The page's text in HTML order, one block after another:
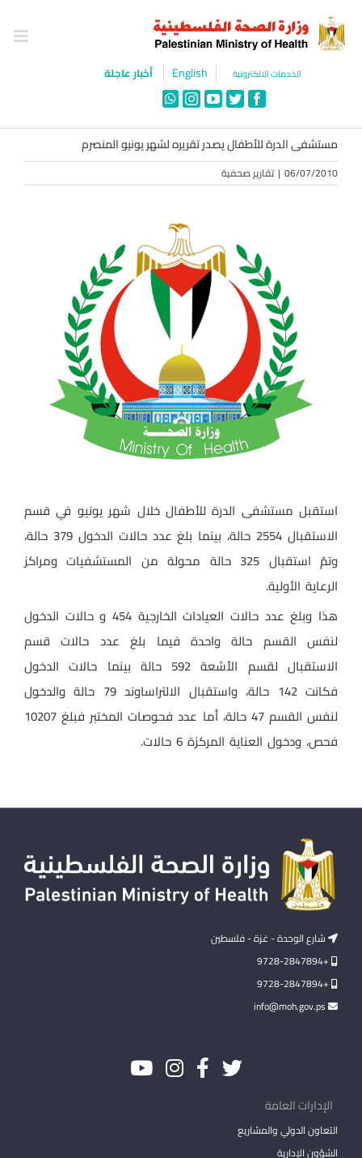
content
الخدمات الالكترونية English أخبار عاجلة
Facebook
Twitter
YouTube
Instagram
WhatsApp
مستشفى الدرة للأطفال يصدر تقريره لشهر يونيو المنصرم
06/07/2010
| تقارير صحفية
استقبل مستشفى الدرة للأطفال خلال شهر يونيو في قسم
الاستقبال 2554 حالة، بينما بلغ عدد حالات الدخول 379 حالة،
وتمّ استقبال 325 حالة محولة من المستشفيات ومراكز
الرعاية الأولية.
هذا وبلغ عدد حالات العيادات الخارجية 454 و حالات الدخول
لنفس القسم حالة واحدة فيما بلغ عدد حالات قسم
الاستقبال لقسم الأشعة 592 حالة بينما حالات الدخول
فكانت 142 حالة، واستقبال الالتراساوند 79 حالة والدخول
لنفس القسم 47 حالة، أما عدد فحوصات المختبر فبلغ 10207
فحص، ودخول العناية المركزة 6 حالات.
شارع الوحدة - غزة - فلسطين
+9728-2847894
+9728-2847894
الإدارات العامة
التعاون الدولي والمشاريع
الشؤون الإدارية